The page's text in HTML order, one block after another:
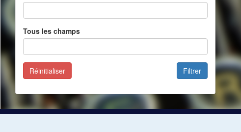
Tous les champs
Filtrer
Réinitialiser